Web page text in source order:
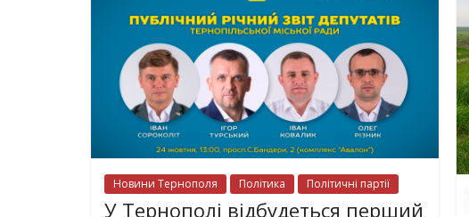
Новини Тернополя Політика Політичні партії
У Тернополі відбудеться перший